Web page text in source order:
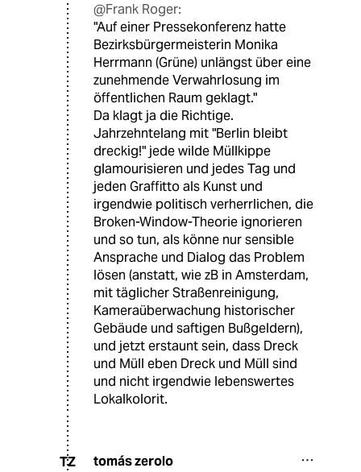
@Frank Roger:
"Auf einer Pressekonferenz hatte
Bezirksbürgermeisterin Monika
Herrmann (Grüne) unlängst über eine
zunehmende Verwahrlosung im
öffentlichen Raum geklagt."
Da klagt ja die Richtige.
Jahrzehntelang mit "Berlin bleibt
dreckig!" jede wilde Müllkippe
glamourisieren und jedes Tag und
jeden Graffitto als Kunst und
irgendwie politisch verherrlichen, die
Broken-Window-Theorie ignorieren
und so tun, als könne nur sensible
Ansprache und Dialog das Problem
lösen (anstatt, wie zB in Amsterdam,
mit täglicher Straßenreinigung,
Kameraüberwachung historischer
Gebäude und saftigen Bußgeldern),
und jetzt erstaunt sein, dass Dreck
und Müll eben Dreck und Müll sind
und nicht irgendwie lebenswertes
Lokalkolorit.
TZ tomás zerolo